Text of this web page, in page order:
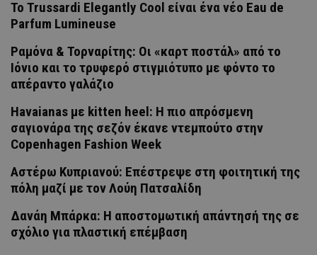
Το Trussardi Elegantly Cool είναι ένα νέο Eau de
Parfum Lumineuse
Ραμόνα & Τορναρίτης: Οι «καρτ ποστάλ» από το
Ιόνιο και το τρυφερό στιγμιότυπο με φόντο το
απέραντο γαλάζιο
Havaianas με kitten heel: Η πιο απρόσμενη
σαγιονάρα της σεζόν έκανε ντεμπούτο στην
Copenhagen Fashion Week
Αστέρω Κυπριανού: Επέστρεψε στη φοιτητική της
πόλη μαζί με τον Λούη Πατσαλίδη
Δανάη Μπάρκα: Η αποστομωτική απάντησή της σε
σχόλιο για πλαστική επέμβαση